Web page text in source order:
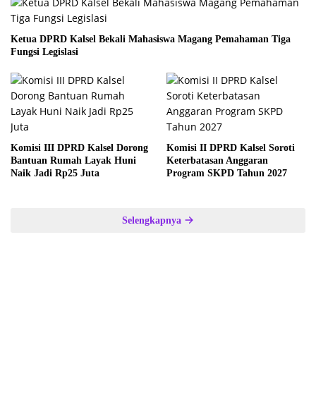
Ketua DPRD Kalsel Bekali Mahasiswa Magang Pemahaman Tiga
Fungsi Legislasi
Komisi III DPRD Kalsel Dorong
Bantuan Rumah Layak Huni
Naik Jadi Rp25 Juta
Komisi II DPRD Kalsel Soroti
Keterbatasan Anggaran
Program SKPD Tahun 2027
Selengkapnya